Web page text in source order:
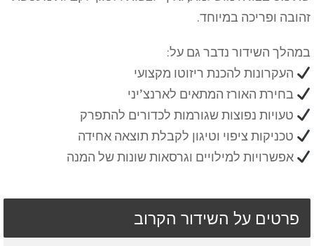
זהובה ופריכה במיוחד.
במהלך השידור נדבר גם על:
העקרונות להכנת ריזוטו מקצועי
בחירת האורז המתאים לארנצ’יני
טעויות נפוצות שגורמות לכדורים להתפרק
טכניקות ציפוי וטיגון לקבלת תוצאה אחידה
אפשרויות למילויים וגרסאות שונות של המנה
פרטים על השידור הקרוב